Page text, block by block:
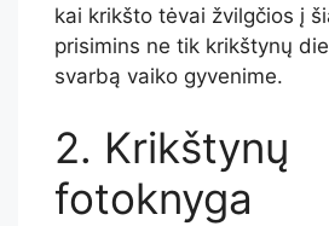
kai krikšto tėvai žvilgčios į
prisimins ne tik krikštynų
svarbą vaiko gyvenime.
2. Krikštynų
fotoknyga